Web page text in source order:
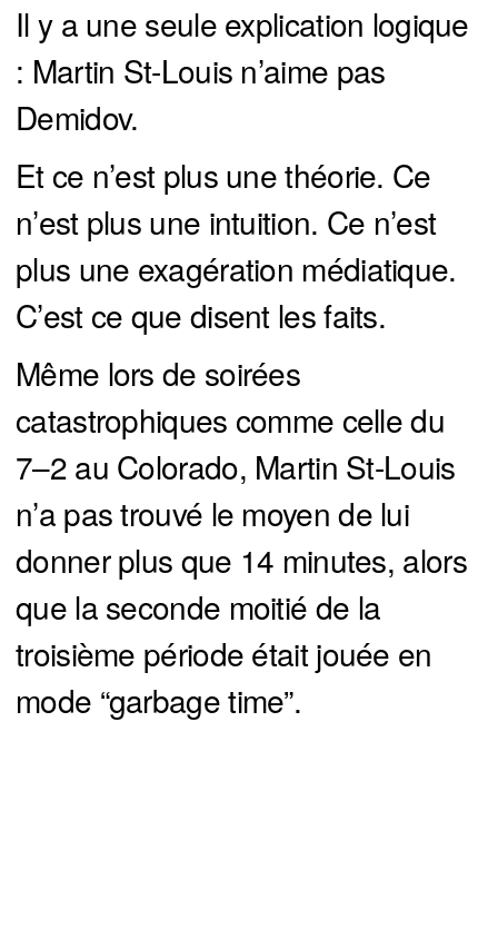
Il y a une seule explication logique
: Martin St-Louis n’aime pas
Demidov.
Et ce n’est plus une théorie. Ce
n’est plus une intuition. Ce n’est
plus une exagération médiatique.
C’est ce que disent les faits.
Même lors de soirées
catastrophiques comme celle du
7–2 au Colorado, Martin St-Louis
n’a pas trouvé le moyen de lui
donner plus que 14 minutes, alors
que la seconde moitié de la
troisième période était jouée en
mode “garbage time”.